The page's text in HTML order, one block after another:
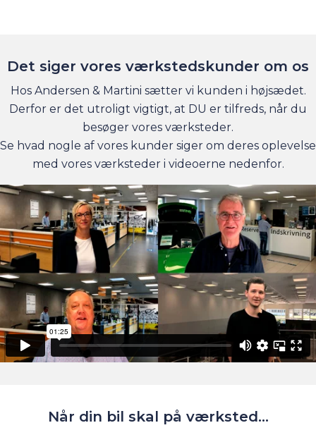
Det siger vores værkstedskunder om os
Hos Andersen & Martini sætter vi kunden i højsædet.
Derfor er det utroligt vigtigt, at DU er tilfreds, når du
besøger vores værksteder.
Se hvad nogle af vores kunder siger om deres oplevelse
med vores værksteder i videoerne nedenfor.
Når din bil skal på værksted...